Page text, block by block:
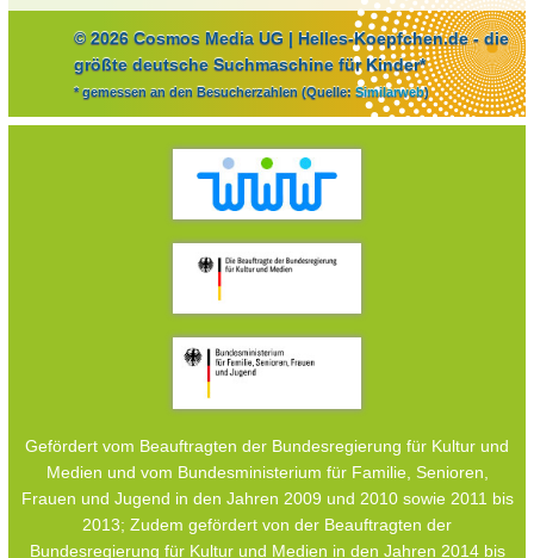
© 2026 Cosmos Media UG | Helles-Koepfchen.de - die
größte deutsche Suchmaschine für Kinder*
* gemessen an den Besucherzahlen (Quelle: Similarweb)
Gefördert vom Beauftragten der Bundesregierung für Kultur und
Medien und vom Bundesministerium für Familie, Senioren,
Frauen und Jugend in den Jahren 2009 und 2010 sowie 2011 bis
2013; Zudem gefördert von der Beauftragten der
Bundesregierung für Kultur und Medien in den Jahren 2014 bis